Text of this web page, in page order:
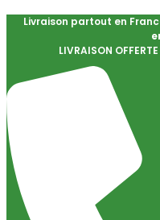
Livraison partout en
LIVRAISON